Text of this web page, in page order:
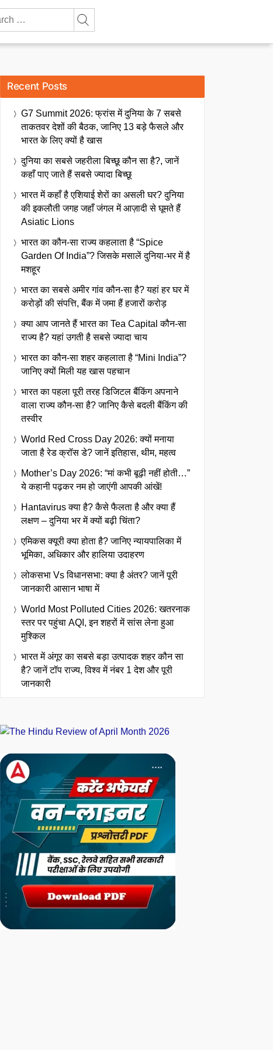
Recent Posts
G7 Summit 2026: फ्रांस में दुनिया के 7 सबसे
ताकतवर देशों की बैठक, जानिए 13 बड़े फैसले और
भारत के लिए क्यों है खास
दुनिया का सबसे जहरीला बिच्छू कौन सा है?, जानें
कहाँ पाए जाते हैं सबसे ज्यादा बिच्छू
भारत में कहाँ है एशियाई शेरों का असली घर? दुनिया
की इकलौती जगह जहाँ जंगल में आज़ादी से घूमते हैं
Asiatic Lions
भारत का कौन-सा राज्य कहलाता है “Spice
Garden Of India”? जिसके मसालें दुनिया-भर में है
मशहूर
भारत का सबसे अमीर गांव कौन-सा है? यहां हर घर में
करोड़ों की संपत्ति, बैंक में जमा हैं हजारों करोड़
क्या आप जानते हैं भारत का Tea Capital कौन-सा
राज्य है? यहां उगती है सबसे ज्यादा चाय
भारत का कौन-सा शहर कहलाता है “Mini India”?
जानिए क्यों मिली यह खास पहचान
भारत का पहला पूरी तरह डिजिटल बैंकिंग अपनाने
वाला राज्य कौन-सा है? जानिए कैसे बदली बैंकिंग की
तस्वीर
World Red Cross Day 2026: क्यों मनाया
जाता है रेड क्रॉस डे? जानें इतिहास, थीम, महत्व
Mother’s Day 2026: “मां कभी बूढ़ी नहीं होती…”
ये कहानी पढ़कर नम हो जाएंगी आपकी आंखें!
Hantavirus क्या है? कैसे फैलता है और क्या हैं
लक्षण – दुनिया भर में क्यों बढ़ी चिंता?
एमिकस क्यूरी क्या होता है? जानिए न्यायपालिका में
भूमिका, अधिकार और हालिया उदाहरण
लोकसभा Vs विधानसभा: क्या है अंतर? जानें पूरी
जानकारी आसान भाषा में
World Most Polluted Cities 2026: खतरनाक
स्तर पर पहुंचा AQI, इन शहरों में सांस लेना हुआ
मुश्किल
भारत में अंगूर का सबसे बड़ा उत्पादक शहर कौन सा
है? जानें टॉप राज्य, विश्व में नंबर 1 देश और पूरी
जानकारी